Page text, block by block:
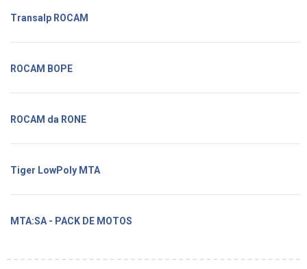
Transalp ROCAM
ROCAM BOPE
ROCAM da RONE
Tiger LowPoly MTA
MTA:SA - PACK DE MOTOS